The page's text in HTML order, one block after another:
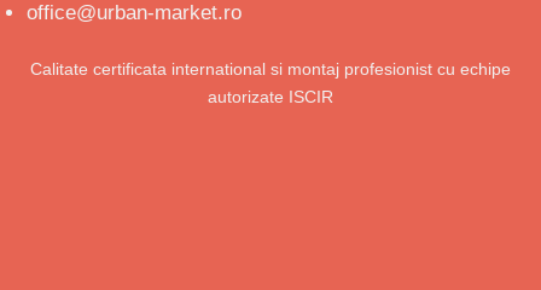
office@urban-market.ro
Calitate certificata international si montaj profesionist cu echipe
autorizate ISCIR